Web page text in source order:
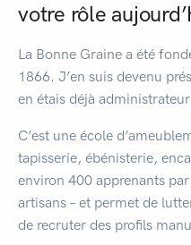
votre rôle
La Bonne Graine a été
1866. J’en suis devenu
en étais déjà
C’est une école
tapisserie, ébénisterie,
environ 400 apprenants
artisans – et permet de
de recruter des profils